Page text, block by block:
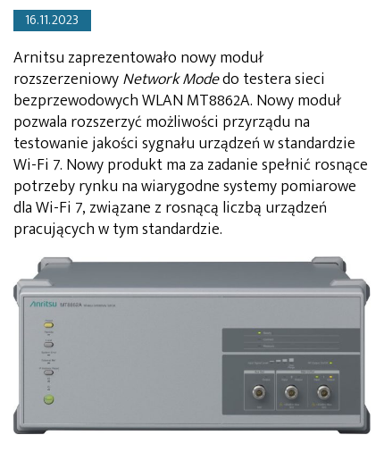
16.11.2023
Arnitsu zaprezentowało nowy moduł
rozszerzeniowyNetwork Modedo testera sieci
bezprzewodowych WLAN MT8862A. Nowy moduł
pozwala rozszerzyć możliwości przyrządu na
testowanie jakości sygnału urządzeń w standardzie
Wi-Fi 7. Nowy produkt ma za zadanie spełnić rosnące
potrzeby rynku na wiarygodne systemy pomiarowe
dla Wi-Fi 7, związane z rosnącą liczbą urządzeń
pracujących w tym standardzie.